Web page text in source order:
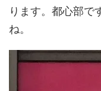
ります。都心部で
ね。